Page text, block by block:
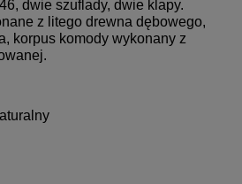
dwie szuflady, dwie klapy.
z litego drewna dębowego,
korpus komody wykonany z